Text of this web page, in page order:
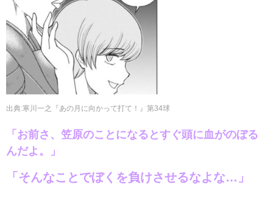
出典:寒川一之『あの月に向かって打て！』第34球
「お前さ、笠原のことになるとすぐ頭に血がのぼる
んだよ。」
「そんなことでぼくを負けさせるなよな…」